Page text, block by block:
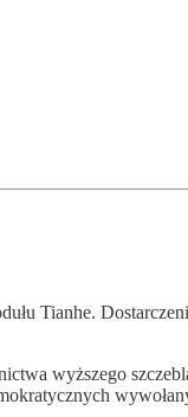
Tianhe.
wyższego